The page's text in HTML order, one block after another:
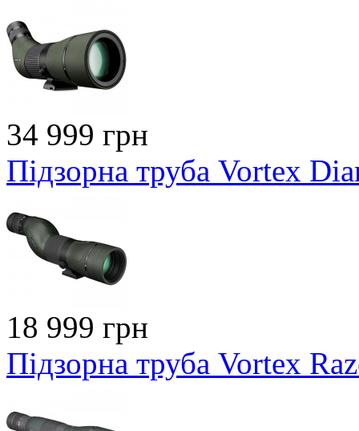
34 999 грн
Підзорна труба Vortex
18 999 грн
Підзорна труба Vortex